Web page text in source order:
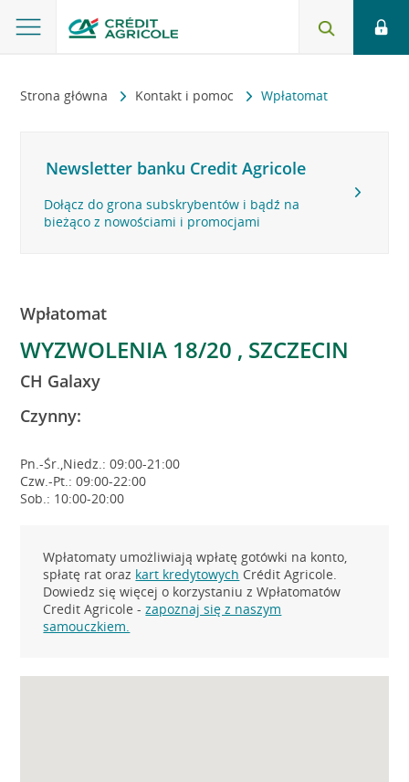
Strona główna Kontakt i pomoc Wpłatomat
Newsletter banku Credit Agricole
Dołącz do grona subskrybentów i bądź na
bieżąco z nowościami i promocjami
Wpłatomat
WYZWOLENIA 18/20 , SZCZECIN
CH Galaxy
Czynny:
Pn.-Śr.,Niedz.: 09:00-21:00
Czw.-Pt.: 09:00-22:00
Sob.: 10:00-20:00
Wpłatomaty umożliwiają wpłatę gotówki na konto,
spłatę rat oraz kart kredytowych Crédit Agricole.
Dowiedz się więcej o korzystaniu z Wpłatomatów
Credit Agricole -zapoznaj się z naszym
samouczkiem.